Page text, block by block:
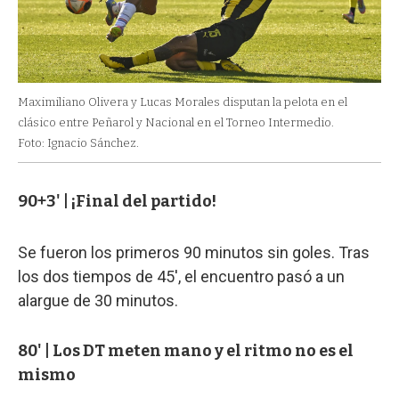
Maximiliano Olivera y Lucas Morales disputan la pelota en el
clásico entre Peñarol y Nacional en el Torneo Intermedio.
Foto: Ignacio Sánchez.
90+3' | ¡Final del partido!
Se fueron los primeros 90 minutos sin goles. Tras
los dos tiempos de 45', el encuentro pasó a un
alargue de 30 minutos.
80' | Los DT meten mano y el ritmo no es el
mismo